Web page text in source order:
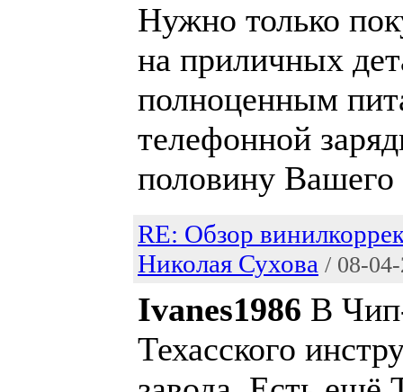
Нужно только
на приличных
полноценным
телефонной
половину
RE: Обзор
Николая Сухова / 08-
Ivanes1986 В
Техасского